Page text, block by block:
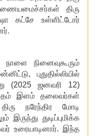
திரு
கட்சே உள்ளிட்டோர்
நாளை நினைவுகூரும்
, புதுதில்லியில்
(2025 ஜனவரி 12)
இளம் தலைவர்கள்
நரேந்திர மோடி
இருந்து துடிப்புமிக்க
உரையாடினார். இந்த